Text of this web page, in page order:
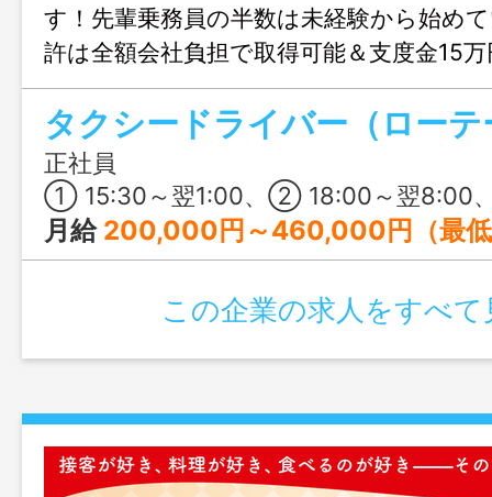
す！先輩乗務員の半数は未経験から始め
許は全額会社負担で取得可能＆支度金15
機会に一畑グループの一員になりません
正社員
① 15:30～翌1:00、② 18:00～翌8:00、③ 6:00～19:00、④ 9:00～23:00 ※勤務時間は
月給 200,000円～460,000円（最低
この企業の求人をすべて